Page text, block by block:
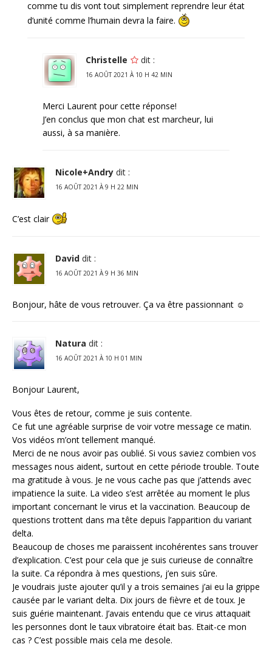
comme tu dis vont tout simplement reprendre leur état
d’unité comme l’humain devra la faire.
Christelle dit :
16 AOÛT 2021 À 10 H 42 MIN
Merci Laurent pour cette réponse!
J’en conclus que mon chat est marcheur, lui
aussi, à sa manière.
Nicole+Andry dit :
16 AOÛT 2021 À 9 H 22 MIN
C’est clair
David dit :
16 AOÛT 2021 À 9 H 36 MIN
Bonjour, hâte de vous retrouver. Ça va être passionnant ☺️
Natura dit :
16 AOÛT 2021 À 10 H 01 MIN
Bonjour Laurent,
Vous êtes de retour, comme je suis contente.
Ce fut une agréable surprise de voir votre message ce matin.
Vos vidéos m’ont tellement manqué.
Merci de ne nous avoir pas oublié. Si vous saviez combien vos
messages nous aident, surtout en cette période trouble. Toute
ma gratitude à vous. Je ne vous cache pas que j’attends avec
impatience la suite. La video s’est arrêtée au moment le plus
important concernant le virus et la vaccination. Beaucoup de
questions trottent dans ma tête depuis l’apparition du variant
delta.
Beaucoup de choses me paraissent incohérentes sans trouver
d’explication. C’est pour cela que je suis curieuse de connaître
la suite. Ca répondra à mes questions, j’en suis sûre.
Je voudrais juste ajouter qu’il y a trois semaines j’ai eu la grippe
causée par le variant delta. Dix jours de fièvre et de toux. Je
suis guérie maintenant. J’avais entendu que ce virus attaquait
les personnes dont le taux vibratoire était bas. Etait-ce mon
cas ? C’est possible mais cela me desole.